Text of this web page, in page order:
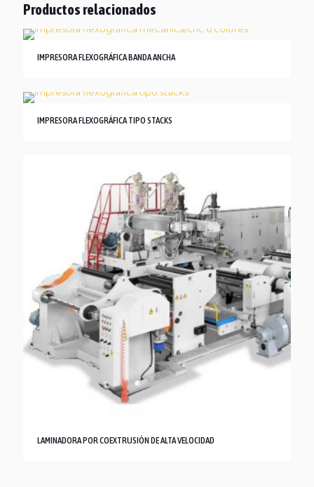
Productos relacionados
IMPRESORA FLEXOGRÁFICA BANDA ANCHA
IMPRESORA FLEXOGRÁFICA TIPO STACKS
LAMINADORA POR COEXTRUSIÓN DE ALTA VELOCIDAD